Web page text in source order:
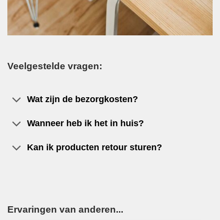
Veelgestelde vragen:
Wat zijn de bezorgkosten?
Wanneer heb ik het in huis?
Kan ik producten retour sturen?
Ervaringen van anderen...